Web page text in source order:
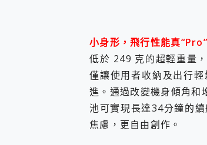
小身形，飛行性能真“Pro”
低於 249 克的超輕重量
僅讓使用者收納及出行
進。通過改變機身傾角和
池可實現長達34分鐘的
焦慮，更自由創作。